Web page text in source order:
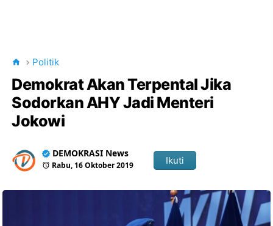
Politik
Demokrat Akan Terpental Jika
Sodorkan AHY Jadi Menteri
Jokowi
DEMOKRASI News
Rabu, 16 Oktober 2019 Ikuti